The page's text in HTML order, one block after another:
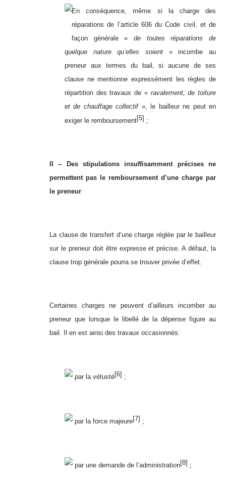
En conséquence, même si la charge des
réparations de l’article 606 du Code civil, et de
façon générale « de toutes réparations de
quelque nature qu’elles soient » incombe au
preneur aux termes du bail, si aucune de ses
clause ne mentionne expressément les règles de
répartition des travaux de « ravalement, de toiture
et de chauffage collectif», le bailleur ne peut en
exiger le remboursement[5] ;
II – Des stipulations insuffisamment précises ne
permettent pas le remboursement d’une charge par
le preneur
La clause de transfert d’une charge réglée par le bailleur
sur le preneur doit être expresse et précise. A défaut, la
clause trop générale pourra se trouver privée d’effet.
Certaines charges ne peuvent d’ailleurs incomber au
preneur que lorsque le libellé de la dépense figure au
bail. Il en est ainsi des travaux occasionnés:
par la vétusté[6] ;
par la force majeure[7] ;
par une demande de l’administration[8] ;